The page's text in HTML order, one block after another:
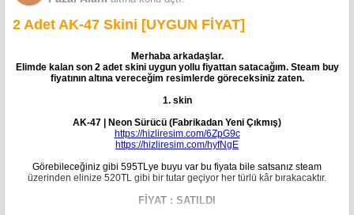
2 Adet AK-47 Skini [UYGUN FİYAT]
Merhaba arkadaşlar.
Elimde kalan son 2 adet skini uygun yollu fiyattan satacağım. Steam buy
fiyatının altına vereceğim resimlerde göreceksiniz zaten.
1. skin
AK-47 | Neon Sürücü (Fabrikadan Yeni Çıkmış)
https://hizliresim.com/6ZpG9c
https://hizliresim.com/hyfNgE
Görebileceğiniz gibi 595TLye buyu var bu fiyata bile satsanız steam
üzerinden elinize 520TL gibi bir tutar geçiyor her türlü kâr bırakacaktır.
FİYAT : SATILDI